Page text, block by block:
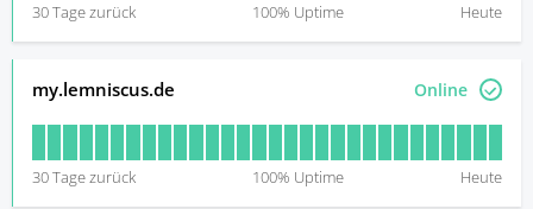
30Tage zurück 100% Uptime Heute
my.lemniscus.de Online
30Tage zurück 100% Uptime Heute